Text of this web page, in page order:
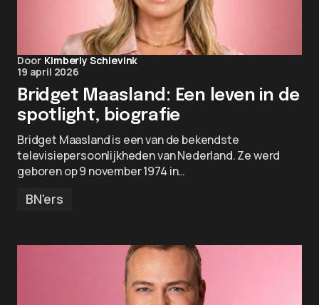
Door Kimberly Schievink
19 april 2026
Bridget Maasland: Een leven in de
spotlight, biografie
Bridget Maasland is een van de bekendste
televisiepersoonlijkheden van Nederland. Ze werd
geboren op 9 november 1974 in…
BN'ers